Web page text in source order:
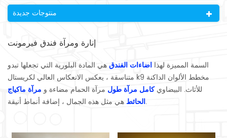
منتوجات جديدة
إنارة ومرآة فندق فيرمونت
السمة المميزة لهذا اضاءات الفندقهي المادة البلورية التي تجعلها تبدو
متناسقة ، يعكس الانعكاس العالي لكريستال k9 مخطط الألوان الداكنة
للأثاث. البيضاويكامل مرآة طول مرآة الحمام مضاءة و مرآة ماكياج
الحائطهي مثل هذه الجمال ، إضافة أنماط أنيقة.